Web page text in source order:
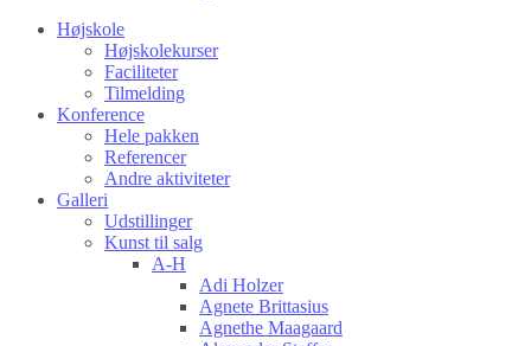
Højskole
Højskolekurser
Faciliteter
Tilmelding
Konference
Hele pakken
Referencer
Andre aktiviteter
Galleri
Udstillinger
Kunst til salg
A-H
Adi Holzer
Agnete Brittasius
Agnethe Maagaard